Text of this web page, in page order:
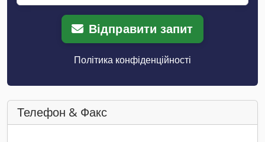
Відправити запит
Політика конфіденційності
Телефон & Факс